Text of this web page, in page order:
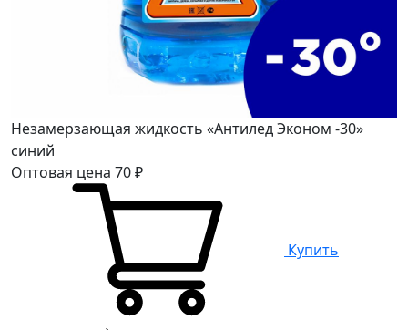
Незамерзающая жидкость «Антилед Эконом -30»
синий
Оптовая цена 70₽
Купить